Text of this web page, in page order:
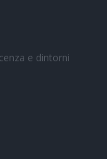
e dintorni